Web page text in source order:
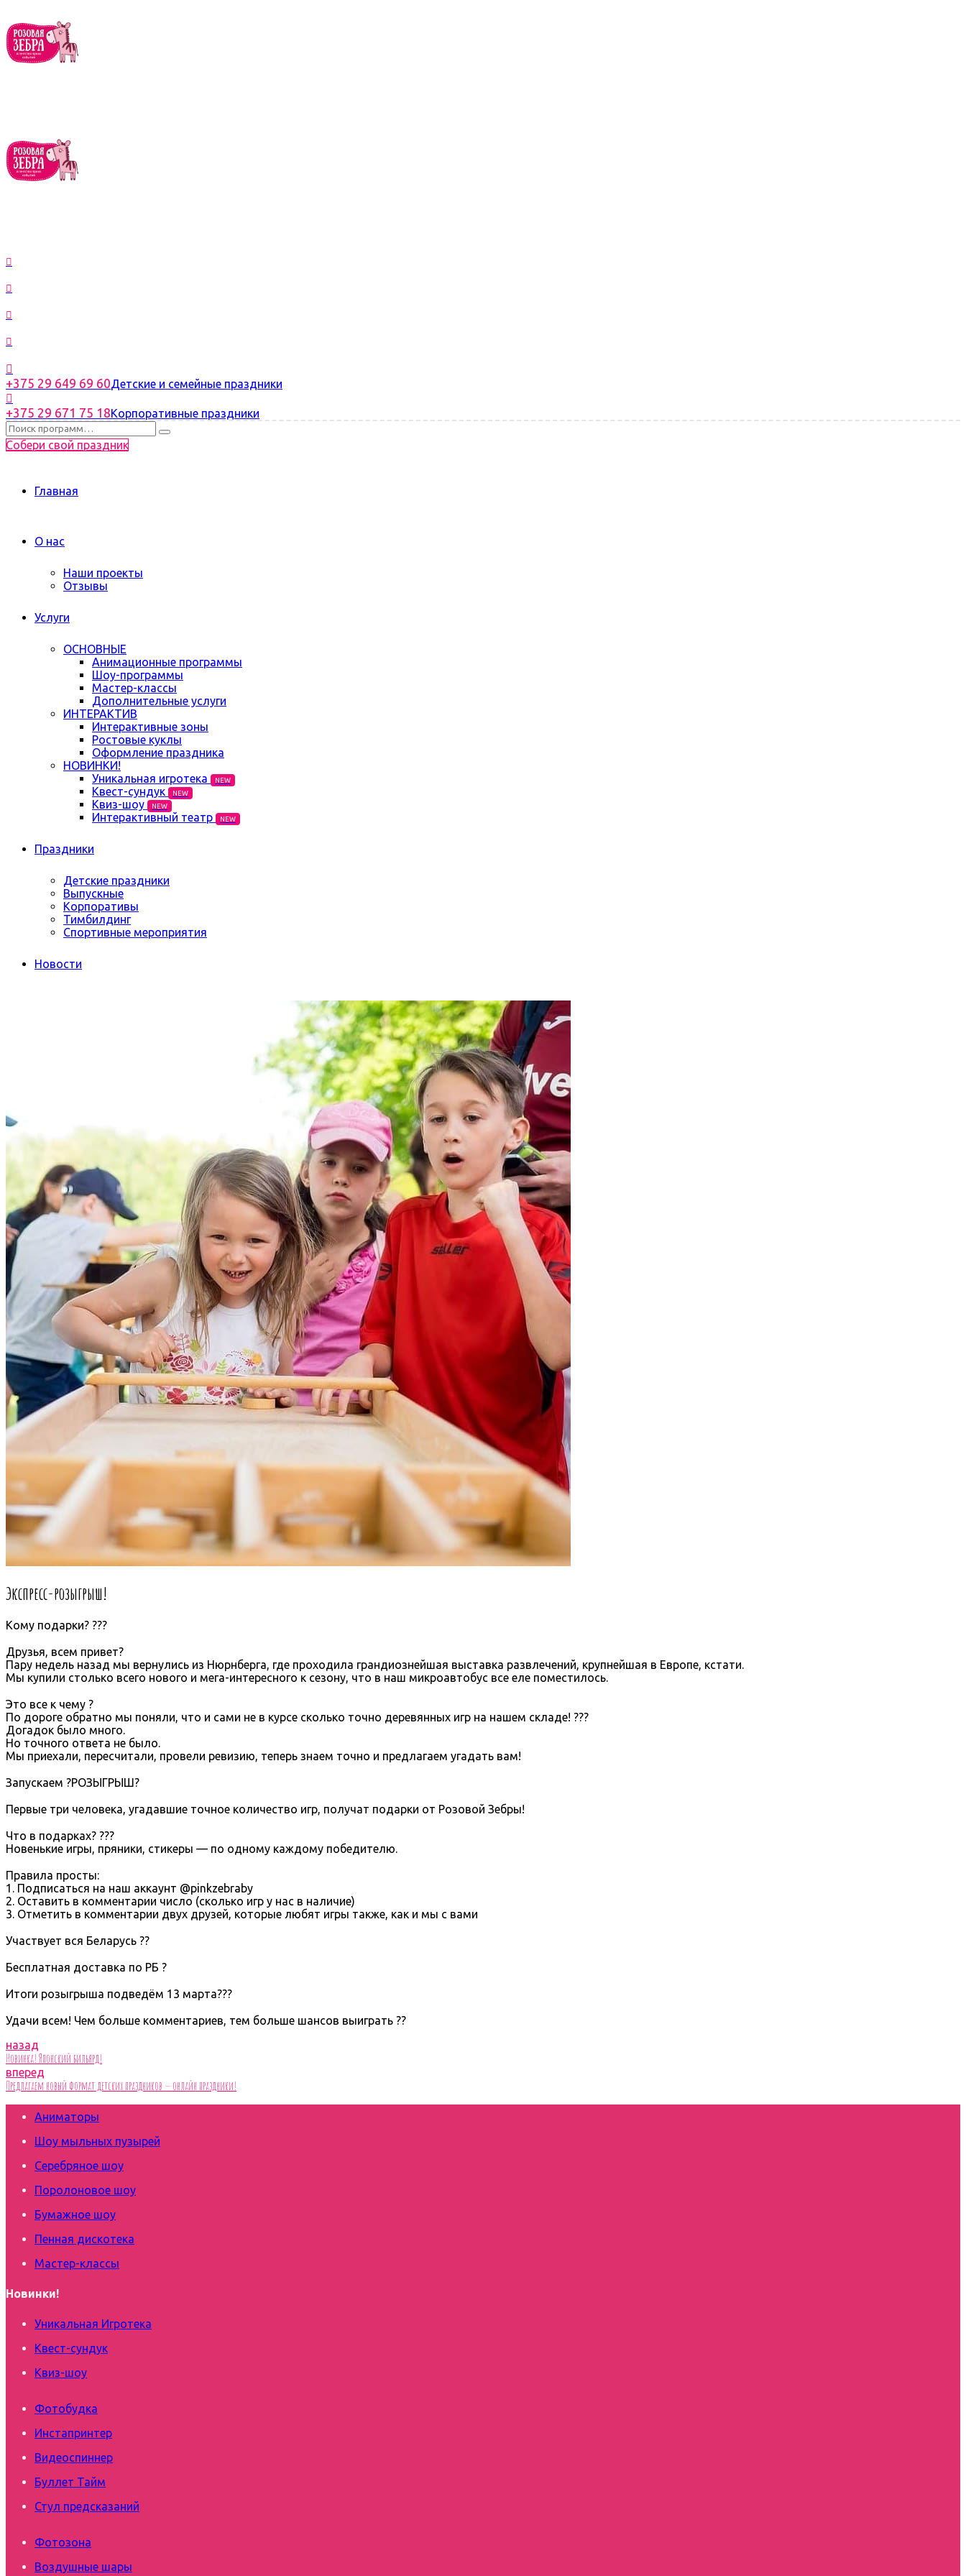
+375 29 649 69 60Детские и семейные праздники
+375 29 671 75 18Корпоративные праздники
Собери свой праздник
Главная
О нас
Наши проекты
Отзывы
Услуги
ОСНОВНЫЕ
Анимационные программы
Шоу-программы
Мастер-классы
Дополнительные услуги
ИНТЕРАКТИВ
Интерактивные зоны
Ростовые куклы
Оформление праздника
НОВИНКИ!
Уникальная игротека
NEW
Квест-сундук NEW
Квиз-шоу NEW
Интерактивный театр NEW
Праздники
Детские праздники
Выпускные
Корпоративы
Тимбилдинг
Спортивные мероприятия
Новости
Экспресс-розыгрыш!
Кому подарки? ???
Друзья, всем привет?
Пару недель назад мы вернулись из Нюрнберга, где проходила грандиознейшая выставка развлечений, крупнейшая в Европе, кстати.
Мы купили столько всего нового и мега-интересного к сезону, что в наш микроавтобус все еле поместилось.
Это все к чему ?
По дороге обратно мы поняли, что и сами не в курсе сколько точно деревянных игр на нашем складе! ???
Догадок было много.
Но точного ответа не было.
Мы приехали, пересчитали, провели ревизию, теперь знаем точно и предлагаем угадать вам!
Запускаем ?РОЗЫГРЫШ?
Первые три человека, угадавшие точное количество игр, получат подарки от Розовой Зебры!
Что в подарках? ???
Новенькие игры, пряники, стикеры — по одному каждому победителю.
Правила просты:
1. Подписаться на наш аккаунт @pinkzebraby
2. Оставить в комментарии число (сколько игр у нас в наличие)
3. Отметить в комментарии двух друзей, которые любят игры также, как и мы с вами
Участвует вся Беларусь ??
Бесплатная доставка по РБ ?
Итоги розыгрыша подведём 13 марта???
Удачи всем! Чем больше комментариев, тем больше шансов выиграть ??
назад
Новинка! Японский бильярд!
вперед
Предлагаем новый формат детских праздников — онлайн праздники!
Аниматоры
Шоу мыльных пузырей
Серебряное шоу
Поролоновое шоу
Бумажное шоу
Пенная дискотека
Мастер-классы
Новинки!
Уникальная Игротека
Квест-сундук
Квиз-шоу
Фотобудка
Инстапринтер
Видеоспиннер
Буллет Тайм
Стул предсказаний
Фотозона
Воздушные шары